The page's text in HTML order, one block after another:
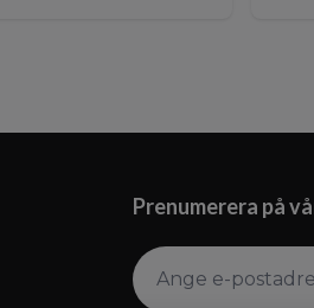
Prenumerera på